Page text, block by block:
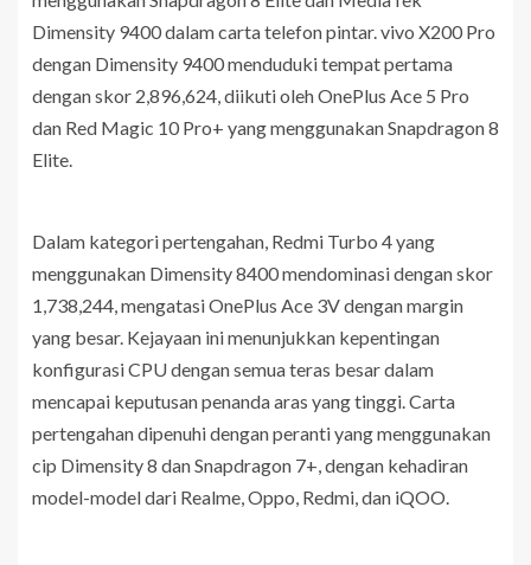
Dimensity 9400 dalam carta telefon pintar. vivo X200 Pro
dengan Dimensity 9400 menduduki tempat pertama
dengan skor 2,896,624, diikuti oleh OnePlus Ace 5 Pro
dan Red Magic 10 Pro+ yang menggunakan Snapdragon 8
Elite.
Dalam kategori pertengahan, Redmi Turbo 4 yang
menggunakan Dimensity 8400 mendominasi dengan skor
1,738,244, mengatasi OnePlus Ace 3V dengan margin
yang besar. Kejayaan ini menunjukkan kepentingan
konfigurasi CPU dengan semua teras besar dalam
mencapai keputusan penanda aras yang tinggi. Carta
pertengahan dipenuhi dengan peranti yang menggunakan
cip Dimensity 8 dan Snapdragon 7+, dengan kehadiran
model-model dari Realme, Oppo, Redmi, dan iQOO.